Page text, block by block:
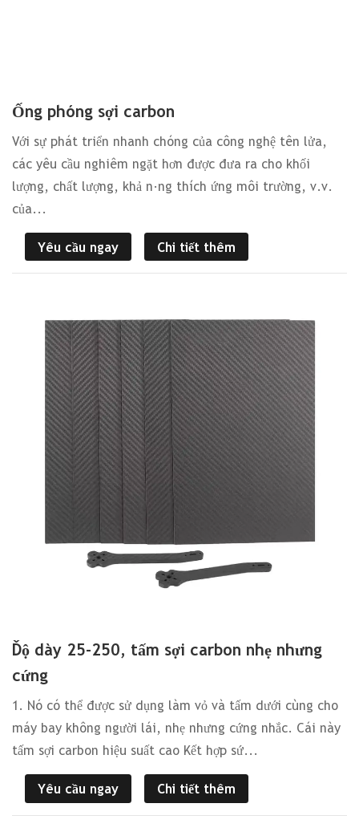
Ống phóng sợi carbon
Với sự phát triển nhanh chóng của công nghệ tên lửa,
các yêu cầu nghiêm ngặt hơn được đưa ra cho khối
lượng, chất lượng, khả năng thích ứng môi trường, v.v.
của...
Yêu cầu ngay Chi tiết thêm
Độ dày 25-250, tấm sợi carbon nhẹ nhưng
cứng
1. Nó có thể được sử dụng làm vỏ và tấm dưới cùng cho
máy bay không người lái, nhẹ nhưng cứng nhắc. Cái này
tấm sợi carbon hiệu suất cao Kết hợp sứ...
Yêu cầu ngay Chi tiết thêm